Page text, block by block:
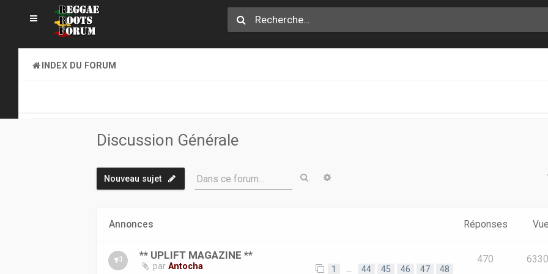
INDEX DU FORUM
Discussion Générale
Nouveau sujet Dans ce forum… Rechercher
Annonces Réponses
** UPLIFT MAGAZINE **
parAntocha 1 44 45 46 47 48
470